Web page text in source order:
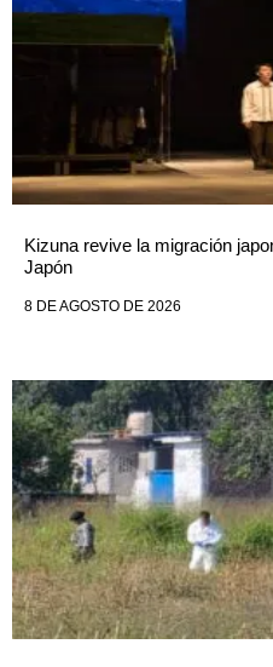
Kizuna revive la migración
Japón
8 DE AGOSTO DE 2026